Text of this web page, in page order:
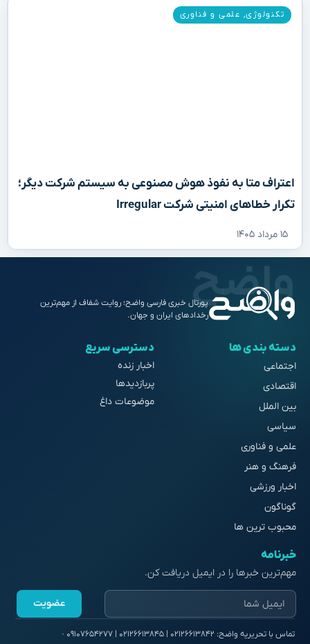
اعتراف متا به نفوذ هوش مصنوعی به سیستم شرکت دیگر؛
تکرار خطاهای امنیتی شرکت Irregular
۱۵ مرداد ۱۴۰۵
تکنولوژی, علمی و فناوری
پورتال خبری فارسی واضح؛ روایت شفاف از مهم‌ترین
رخدادهای ایران و جهان.
دسته بندی ها
اجتماعی
اقتصادی
بین الملل
سیاسی
علمی و فناوری
فرهنگ و هنر
اخبار ورزشی
گوناگون
محبوب ترین ها
دسترسی سریع
اخبار زنده
پربازدیدها
موضوعات داغ
خبرنامه
مهم‌ترین خبرها را در ایمیل دریافت کن.
عضویت